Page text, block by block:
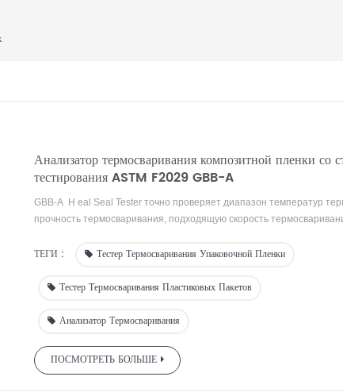
Анализатор термосваривания композитной пленки со
тестирования ASTM F2029 GBB-A
GBB-A Heal SealTesterточно проверяетдиапазон температур
прочность термосваривания, подходящую скорость
бумаги с покрытием, алюминиевой фольги и т.д.Онприменяется
лекарств
научных исследований и учебного эксперимента
ТЕГИ : Тестер Термосваривания Упаковочной Пленки
Тестер Термосваривания Пластиковых Пакетов
Анализатор Термосваривания
ПОСМОТРЕТЬ БОЛЬШЕ